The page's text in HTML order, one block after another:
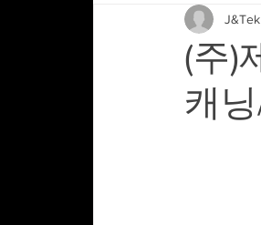
제이엔텍 소식
(주)
캐